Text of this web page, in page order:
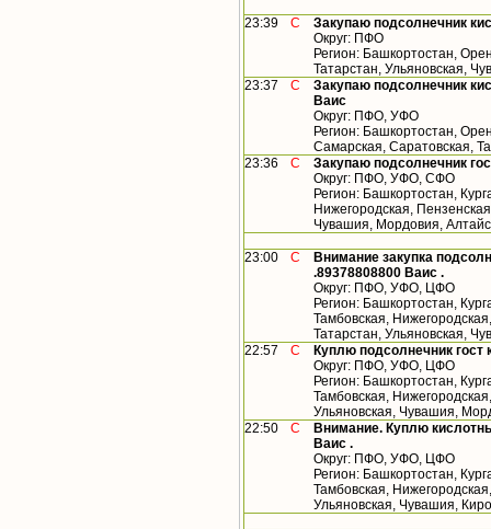
23:39 С
Закупаю подсолнечник
Округ: ПФО
Регион: Башкортостан,
Татарстан, Ульяновская,
23:37
С
Закупаю подсолнечник
Ваис
Округ: ПФО, УФО
Регион: Башкортостан,
Самарская, Саратовская,
23:36
С
Закупаю подсолнечник
Округ: ПФО, УФО, СФО
Регион: Башкортостан,
Нижегородская,
Чувашия, Мордовия,
23:00 С
Внимание закупка
.89378808800 Ваис .
Округ: ПФО, УФО, ЦФО
Регион: Башкортостан,
Тамбовская,
Татарстан, Ульяновская,
22:57
С
Куплю подсолнечник
Округ: ПФО, УФО, ЦФО
Регион: Башкортостан,
Тамбовская,
Ульяновская, Чувашия,
22:50
С
Внимание. Куплю
Ваис .
Округ: ПФО, УФО, ЦФО
Регион: Башкортостан,
Тамбовская,
Ульяновская, Чувашия,